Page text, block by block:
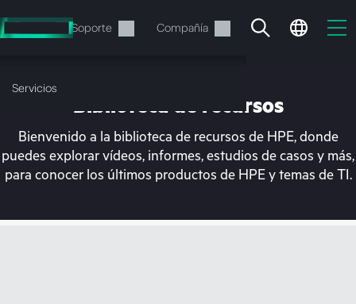
al
contenido
Soporte Compañía
Servicios
En estos momentos, tu
Biblioteca de recursos
Bienvenido a la biblioteca de recursos de HPE, donde
puedes explorar vídeos, informes, estudios de casos y más,
para conocer los últimos productos de HPE y temas de TI.